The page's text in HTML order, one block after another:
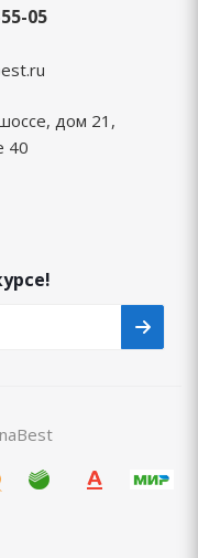
05
дом 21,
40